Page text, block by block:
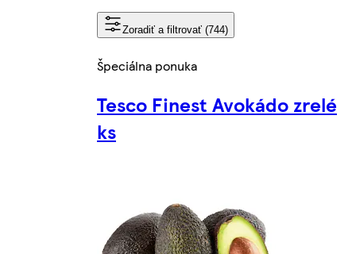
Zoradiť a filtrovať (744)
Špeciálna ponuka
Tesco Finest Avokádo zrelé
ks